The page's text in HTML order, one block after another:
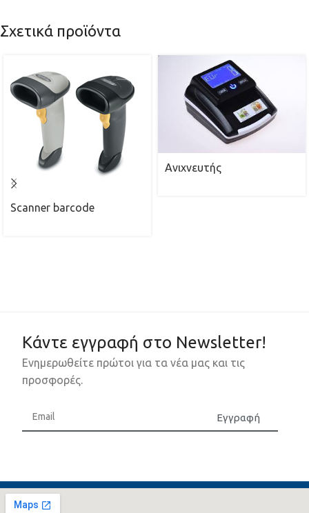
Σχετικά προϊόντα
Scanner barcode
Ανιχνευτής
Κάντε εγγραφή στο Newsletter!
Ενημερωθείτε πρώτοι για τα νέα μας και τις
προσφορές.
Εγγραφή